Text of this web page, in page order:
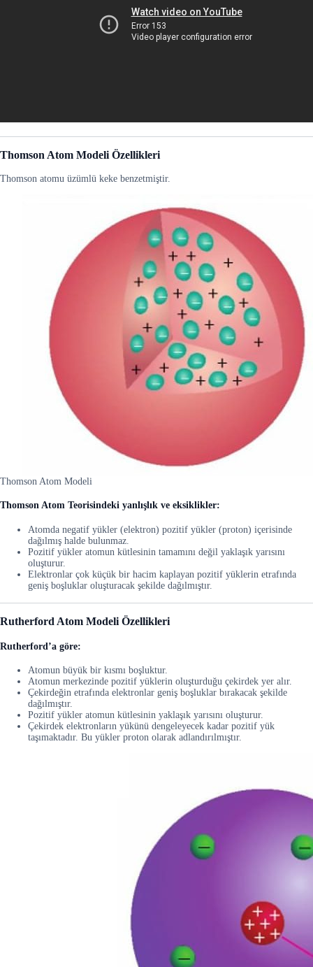
Thomson Atom ModeliÖzellikleri
Thomson atomu üzümlü keke benzetmiştir.
Thomson Atom Modeli
Thomson Atom Teorisindeki yanlışlık ve eksiklikler:
Atomda negatif yükler (elektron) pozitif yükler (proton) içerisinde
dağılmış halde bulunmaz.
Pozitif yükler atomun kütlesinin tamamını değil yaklaşık yarısını
oluşturur.
Elektronlar çok küçük bir hacim kaplayan pozitif yüklerin etrafında
geniş boşluklar oluşturacak şekilde dağılmıştır.
Rutherford Atom ModeliÖzellikleri
Rutherford’a göre:
Atomun büyük bir kısmı boşluktur.
Atomun merkezinde pozitif yüklerin oluşturduğu çekirdek yer alır.
Çekirdeğin etrafında elektronlar geniş boşluklar bırakacak şekilde
dağılmıştır.
Pozitif yükler atomun kütlesinin yaklaşık yarısını oluşturur.
Çekirdek elektronların yükünü dengeleyecek kadar pozitif yük
taşımaktadır. Bu yükler proton olarak adlandırılmıştır.